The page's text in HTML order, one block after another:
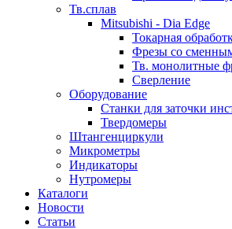
Тв.сплав
Mitsubishi - Dia Edge
Токарная
Фрезы со
Тв. монолитные
Сверление
Оборудование
Станки для заточки
Твердомеры
Штангенциркули
Микрометры
Индикаторы
Нутромеры
Каталоги
Новости
Статьи